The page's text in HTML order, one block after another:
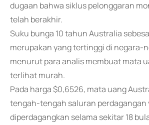
dugaan bahwa siklus pelonggaran
telah berakhir.
Suku bunga 10 tahun Australia
merupakan yang tertinggi di negara-
menurut para analis membuat mata
terlihat murah.
Pada harga $0,6526, mata uang
tengah-tengah saluran perdagangan
diperdagangkan selama sekitar 18